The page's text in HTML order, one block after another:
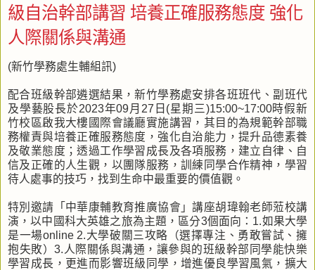
級自治幹部講習 培養正確服務態度 強化
人際關係與溝通
(新竹學務處生輔組訊)
配合班級幹部遴選結果，新竹學務處安排各班班代、副班代
及學藝股長於2023年09月27日(星期三)15:00~17:00時假新
竹校區啟我大樓國際會議廳實施講習，其目的為規範幹部職
務權責與培養正確服務態度，強化自治能力，提升品德素養
及敬業態度；透過工作學習成長及各項服務，建立自律、自
信及正確的人生觀，以團隊服務，訓練同學合作精神，學習
待人處事的技巧，找到生命中最重要的價值觀。
特別邀請「中華康輔教育推廣協會」講座胡瑋翰老師蒞校講
演，以中國科大英雄之旅為主題，區分3個面向：1.如果大學
是一場online 2.大學破關三攻略（選擇專注、勇敢嘗試、擁
抱失敗）3.人際關係與溝通，讓參與的班級幹部同學能快樂
學習成長，更進而影響班級同學，增進優良學習風氣，擴大